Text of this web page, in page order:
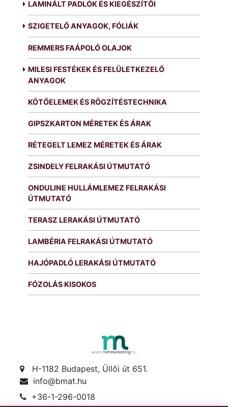
LAMINÁLT PADLÓK ÉS KIEGÉSZÍTŐI
SZIGETELŐ ANYAGOK, FÓLIÁK
REMMERS FAÁPOLÓ OLAJOK
MILESI FESTÉKEK ÉS FELÜLETKEZELŐ
ANYAGOK
KÖTŐELEMEK ÉS RÖGZÍTÉSTECHNIKA
GIPSZKARTON MÉRETEK ÉS ÁRAK
RÉTEGELT LEMEZ MÉRETEK ÉS ÁRAK
ZSINDELY FELRAKÁSI ÚTMUTATÓ
ONDULINE HULLÁMLEMEZ FELRAKÁSI
ÚTMUTATÓ
TERASZ LERAKÁSI ÚTMUTATÓ
LAMBÉRIA FELRAKÁSI ÚTMUTATÓ
HAJÓPADLÓ LERAKÁSI ÚTMUTATÓ
FÓZOLÁS KISOKOS
H-1182 Budapest, Üllői út 651.
info@bmat.hu
+36-1-296-0018